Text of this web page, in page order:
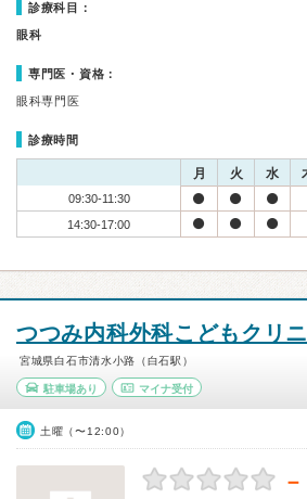
診療科目：
眼科
専門医・資格：
眼科専門医
診療時間
月 火 水
09:30-11:30
14:30-17:00
つつみ内科外科こどもクリ
宮城県白石市清水小路（白石駅）
駐車場あり マイナ受付
土曜（〜12:00）
－